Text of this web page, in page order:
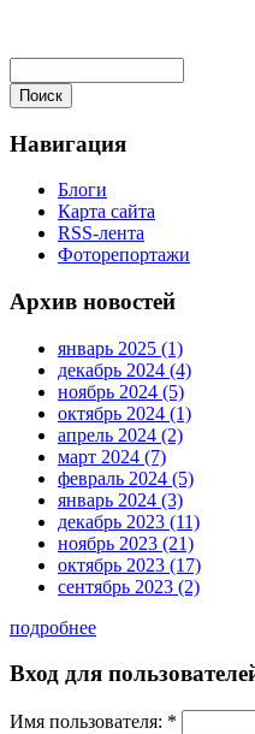
Навигация
Блоги
Карта сайта
RSS-лента
Фоторепортажи
Архив новостей
январь 2025 (1)
декабрь 2024 (4)
ноябрь 2024 (5)
октябрь 2024 (1)
апрель 2024 (2)
март 2024 (7)
февраль 2024 (5)
январь 2024 (3)
декабрь 2023 (11)
ноябрь 2023 (21)
октябрь 2023 (17)
сентябрь 2023 (2)
подробнее
Вход для
Имя пользователя: *